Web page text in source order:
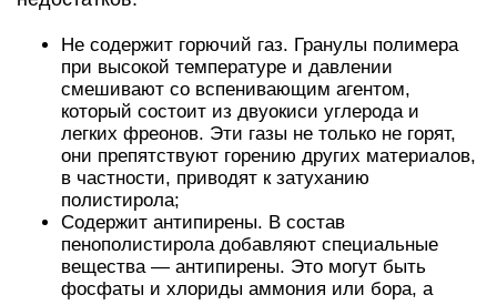
Не содержит горючий газ. Гранулы полимера
при высокой температуре и давлении
смешивают со вспенивающим агентом,
который состоит из двуокиси углерода и
легких фреонов. Эти газы не только не горят,
они препятствуют горению других материалов,
в частности, приводят к затуханию
полистирола;
Содержит антипирены. В состав
пенополистирола добавляют специальные
вещества — антипирены. Это могут быть
фосфаты и хлориды аммония или бора, а